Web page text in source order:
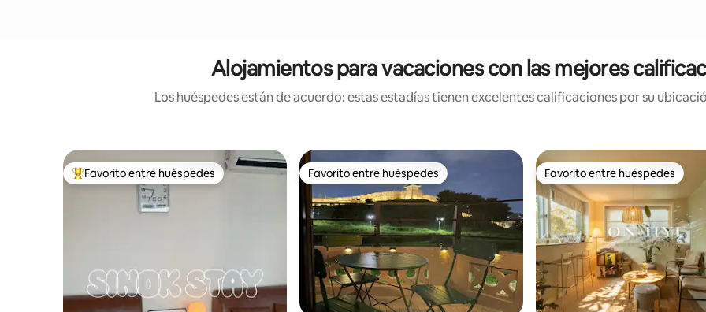
Alojamientos para vacaciones con las mejores
Los huéspedes están de acuerdo: estas estadías tienen excelentes calificaciones por su
Favorito entre los huéspedes más destacados
Favorito entre huéspedes Favorito entre huéspedes
Favorito entre huéspedes Favorito entre huéspedes
Favorito entre huéspedes